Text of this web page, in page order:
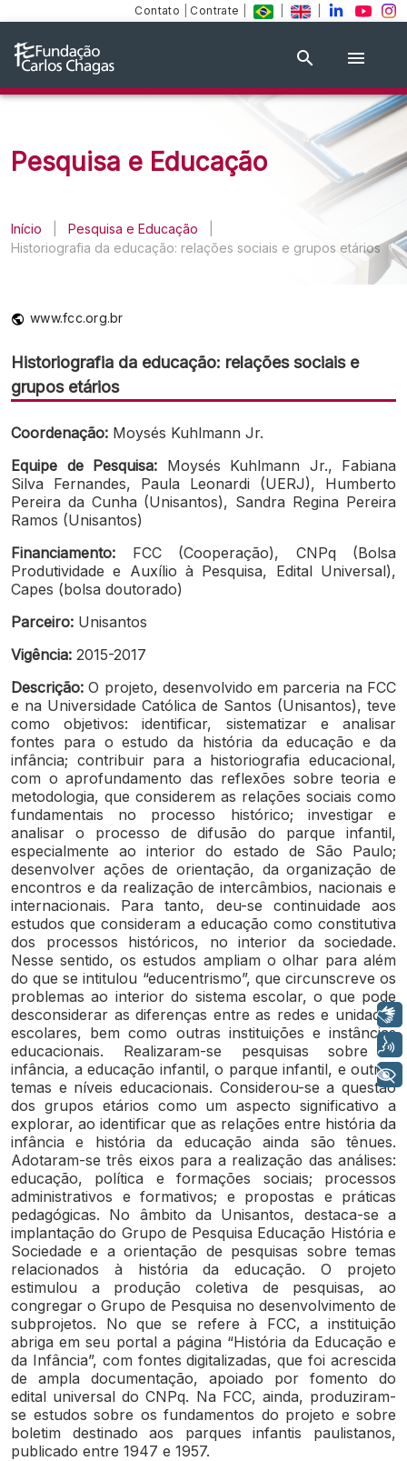
Contato Contrate
Pesquisa e Educação
Início Pesquisa e Educação
Historiografia da educação: relações sociais e grupos etários
www.fcc.org.br
Historiografia da educação: relações sociais e
grupos etários
Coordenação: Moysés Kuhlmann Jr.
Equipe de Pesquisa: Moysés Kuhlmann Jr., Fabiana
Silva Fernandes, Paula Leonardi (UERJ), Humberto
Pereira da Cunha (Unisantos), Sandra Regina Pereira
Ramos (Unisantos)
Financiamento: FCC (Cooperação), CNPq (Bolsa
Produtividade e Auxílio à Pesquisa, Edital Universal),
Capes (bolsa doutorado)
Parceiro: Unisantos
Vigência: 2015-2017
Descrição: O projeto, desenvolvido em parceria na FCC
e na Universidade Católica de Santos (Unisantos), teve
como objetivos: identificar, sistematizar e analisar
fontes para o estudo da história da educação e da
infância; contribuir para a historiografia educacional,
com o aprofundamento das reflexões sobre teoria e
metodologia, que considerem as relações sociais como
fundamentais no processo histórico; investigar e
analisar o processo de difusão do parque infantil,
especialmente ao interior do estado de São Paulo;
desenvolver ações de orientação, da organização de
encontros e da realização de intercâmbios, nacionais e
internacionais. Para tanto, deu-se continuidade aos
estudos que consideram a educação como constitutiva
dos processos históricos, no interior da sociedade.
Nesse sentido, os estudos ampliam o olhar para além
do que se intitulou “educentrismo”, que circunscreve os
problemas ao interior do sistema escolar, o que pode
desconsiderar as diferenças entre as redes e unidades
escolares, bem como outras instituições e instâncias
educacionais. Realizaram-se pesquisas sobre a
infância, a educação infantil, o parque infantil, e outros
temas e níveis educacionais. Considerou-se a questão
dos grupos etários como um aspecto significativo a
explorar, ao identificar que as relações entre história da
infância e história da educação ainda são tênues.
Adotaram-se três eixos para a realização das análises:
educação, política e formações sociais; processos
administrativos e formativos; e propostas e práticas
pedagógicas. No âmbito da Unisantos, destaca-se a
implantação do Grupo de Pesquisa Educação História e
Sociedade e a orientação de pesquisas sobre temas
relacionados à história da educação. O projeto
estimulou a produção coletiva de pesquisas, ao
congregar o Grupo de Pesquisa no desenvolvimento de
subprojetos. No que se refere à FCC, a instituição
abriga em seu portal a página “História da Educação e
da Infância”, com fontes digitalizadas, que foi acrescida
de ampla documentação, apoiado por fomento do
edital universal do CNPq. Na FCC, ainda, produziram-
se estudos sobre os fundamentos do projeto e sobre
boletim destinado aos parques infantis paulistanos,
publicado entre 1947 e 1957.
Libras
Voz
+ Acessibilidade